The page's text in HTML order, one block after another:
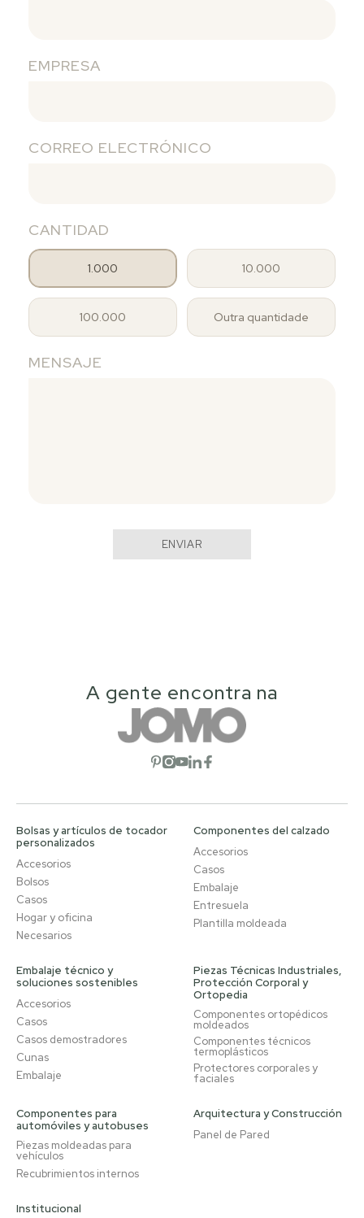
EMPRESA
CORREO ELECTRÓNICO
CANTIDAD
1.000 10.000
100.000 Outra quantidade
MENSAJE
ENVIAR
A gente encontra na
Abrir red social
Abrir red social
Abrir red social
Abrir red social
Abrir red social
Bolsas y artículos de tocador
personalizados
Accesorios
Bolsos
Casos
Hogar y oficina
Necesarios
Componentes del calzado
Accesorios
Casos
Embalaje
Entresuela
Plantilla moldeada
Embalaje técnico y
soluciones sostenibles
Accesorios
Casos
Casos demostradores
Cunas
Embalaje
Piezas Técnicas Industriales,
Protección Corporal y
Ortopedia
Componentes ortopédicos
moldeados
Componentes técnicos
termoplásticos
Protectores corporales y
faciales
Componentes para
automóviles y autobuses
Piezas moldeadas para
vehículos
Recubrimientos internos
Arquitectura y Construcción
Panel de Pared
Institucional